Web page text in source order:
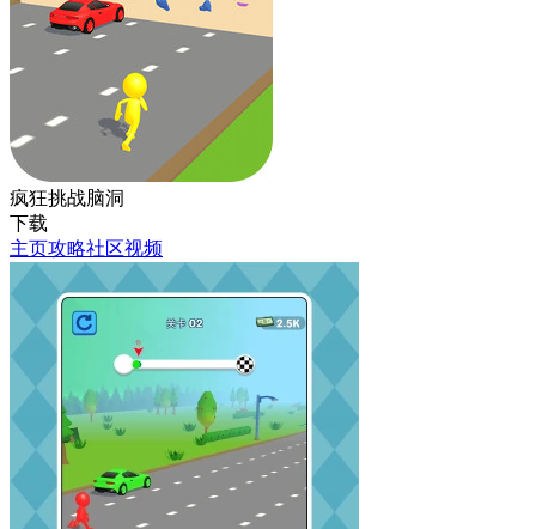
疯狂挑战脑洞
下载
主页攻略社区视频